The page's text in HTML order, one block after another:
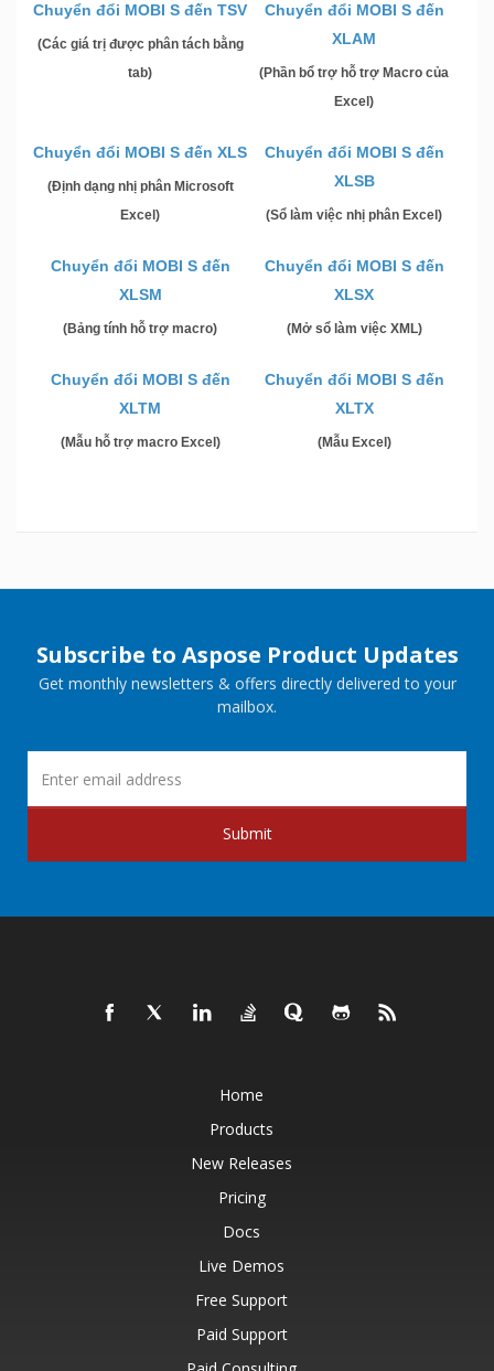
Chuyển đổi MOBI S đến TSV
(Các giá trị được phân tách bằng
tab)
Chuyển đổi MOBI S đến
XLAM
(Phần bổ trợ hỗ trợ Macro của
Excel)
Chuyển đổi MOBI S đến XLS
(Định dạng nhị phân Microsoft
Excel)
Chuyển đổi MOBI S đến
XLSB
(Sổ làm việc nhị phân Excel)
Chuyển đổi MOBI S đến
XLSM
(Bảng tính hỗ trợ macro)
Chuyển đổi MOBI S đến
XLSX
(Mở sổ làm việc XML)
Chuyển đổi MOBI S đến
XLTM
(Mẫu hỗ trợ macro Excel)
Chuyển đổi MOBI S đến
XLTX
(Mẫu Excel)
Subscribe to Aspose Product Updates
Get monthly newsletters & offers directly delivered to your
mailbox.
Submit
Home
Products
New Releases
Pricing
Docs
Live Demos
Free Support
Paid Support